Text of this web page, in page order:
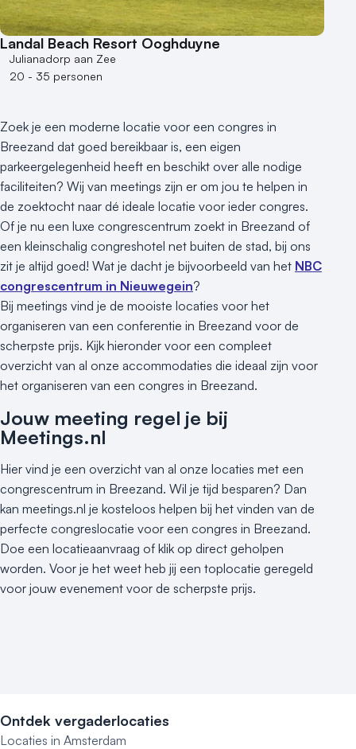
Landal Beach Resort Ooghduyne
Julianadorp aan Zee
20 - 35 personen
Zoek je een moderne locatie voor een congres in
Breezand dat goed bereikbaar is, een eigen
parkeergelegenheid heeft en beschikt over alle nodige
faciliteiten? Wij van meetings zijn er om jou te helpen in
de zoektocht naar dé ideale locatie voor ieder congres.
Of je nu een luxe congrescentrum zoekt in Breezand of
een kleinschalig congreshotel net buiten de stad, bij ons
zit je altijd goed! Wat je dacht je bijvoorbeeld van het NBC
congrescentrum in Nieuwegein?
Bij meetings vind je de mooiste locaties voor het
organiseren van een conferentie in Breezand voor de
scherpste prijs. Kijk hieronder voor een compleet
overzicht van al onze accommodaties die ideaal zijn voor
het organiseren van een congres in Breezand.
Jouw meeting regel je bij
Meetings.nl
Hier vind je een overzicht van al onze locaties met een
congrescentrum in Breezand. Wil je tijd besparen? Dan
kan meetings.nl je kosteloos helpen bij het vinden van de
perfecte congreslocatie voor een congres in Breezand.
Doe een locatieaanvraag of klik op direct geholpen
worden. Voor je het weet heb jij een toplocatie geregeld
voor jouw evenement voor de scherpste prijs.
Ontdek vergaderlocaties
Locaties in Amsterdam